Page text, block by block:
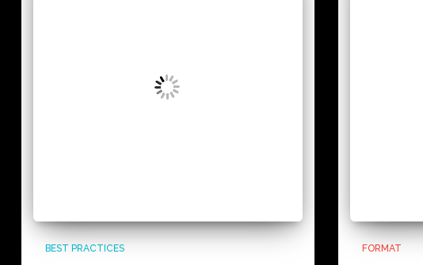
BEST PRACTICES FORMAT